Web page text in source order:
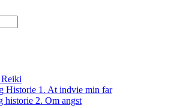
Historie 1. At indvie min far
historie 2. Om angst